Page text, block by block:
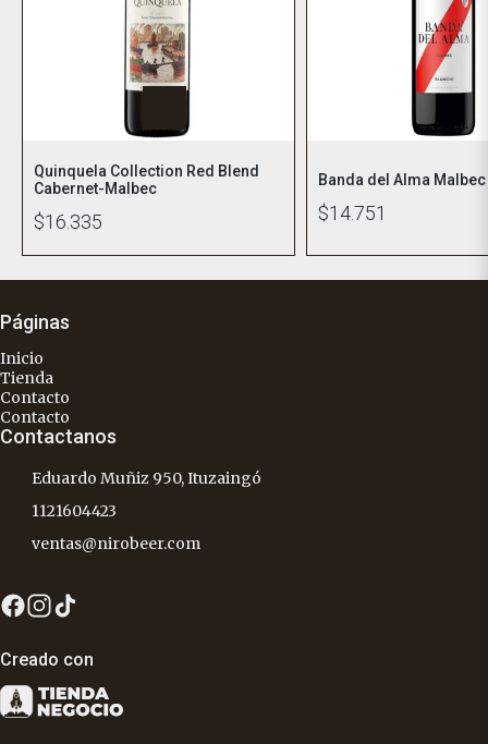
Quinquela Collection Red Blend
Cabernet-Malbec
$16.335
Banda del Alma
$14.751
Páginas
Inicio
Tienda
Contacto
Contacto
Contactanos
Eduardo Muñiz 950, Ituzaingó
1121604423
ventas@nirobeer.com
Creado con